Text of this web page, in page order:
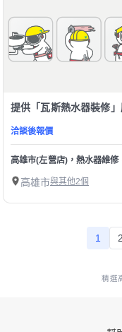
提供「瓦斯熱水器裝修
洽談後報價
高雄市(左營店)，熱水器維
高雄市與其他2個
1 2
精選